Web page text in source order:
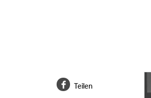
Teilen